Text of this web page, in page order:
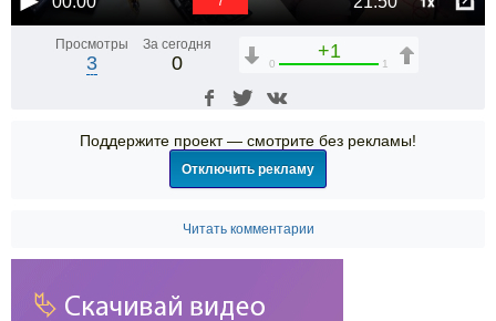
Просмотры
3
За сегодня
0
+1
0 1
Поддержите проект — смотрите без рекламы!
Отключить рекламу
Читать комментарии